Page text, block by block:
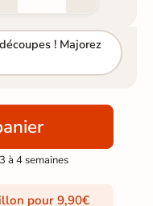
! Majorez
à 4 semaines
pour 9,90€